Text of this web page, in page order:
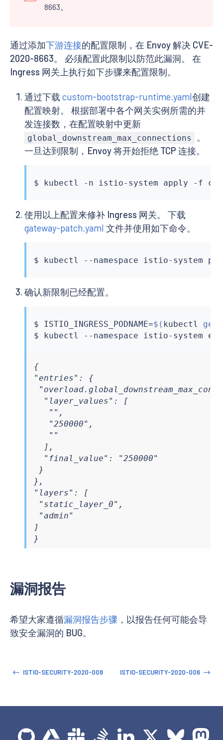
8663。
通过添加下游连接的配置限制，在 Envoy 解决 CVE-
2020-8663。 必须配置此限制以防范此漏洞。 在
Ingress 网关上执行如下步骤来配置限制。
通过下载 custom-bootstrap-runtime.yaml创建
配置映射。 根据部署中各个网关实例所需的并
发连接数，在配置映射中更新
global_downstream_max_connections
。
一旦达到限制，Envoy 将开始拒绝 TCP 连接。
$ kubectl
使用以上配置来修补 Ingress 网关。 下载
gateway-patch.yaml 文件并使用如下命令。
$ kubectl --namespace istio-system
确认新限制已经配置。
$ ISTIO_INGRESS_PODNAME=$( kubectl
get
$ kubectl --namespace istio-system
{
"entries": {
  "layer_values": [
   "",
   "250000",
   ""
  ],
  "final_value": "250000"
}
},
"layers": [
"static_layer_0",
"admin"
]
}
漏洞报告
希望大家遵循漏洞报告步骤 ，以报告任何可能会导
致安全漏洞的 BUG。
ISTIO-SECURITY-2020-008 ISTIO-SECURITY-2020-006